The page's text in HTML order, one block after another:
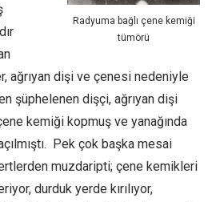
Radyuma bağlı çene kemiği
tümörü
ağrıyan dişi ve çenesi nedeniyle
şüphelenen dişçi, ağrıyan dişi
kemiği kopmuş ve yanağında
Pek çok başka mesai
muzdaripti; çene kemikleri
durduk yerde kırılıyor,